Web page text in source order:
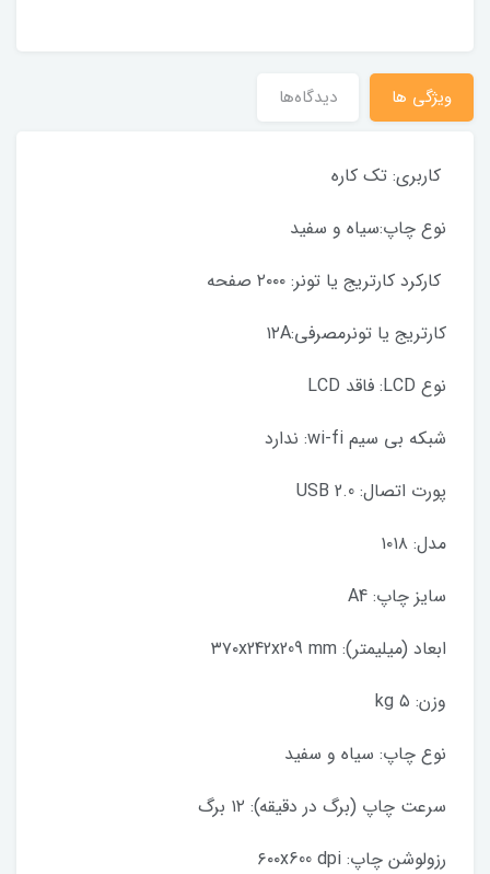
ویژگی ها دیدگاه‌ها
کاربری: تک کاره
نوع چاپ:سیاه و سفید
کارکرد کارتریج یا تونر: ۲۰۰۰ صفحه
کارتریج یا تونرمصرفی:۱۲A
نوع LCD: فاقد LCD
شبکه بی سیم wi-fi: ندارد
پورت اتصال: USB 2.0
مدل: ۱۰۱۸
سایز چاپ: A4
ابعاد (میلیمتر): ۳۷۰x242x209 mm
وزن: ۵ kg
نوع چاپ: سیاه و سفید
سرعت چاپ (برگ در دقیقه): ۱۲ برگ
رزولوشن چاپ: ۶۰۰x600 dpi